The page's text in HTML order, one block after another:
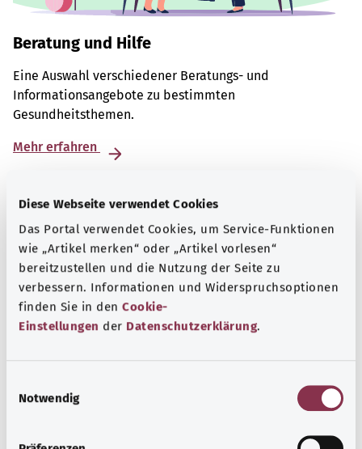
Diese Webseite verwendet Cookies
Das Portal verwendet Cookies, um Service-Funktionen
wie „Artikel merken“ oder „Artikel vorlesen“
bereitzustellen und die Nutzung der Seite zu
verbessern. Informationen und Widerspruchsoptionen
finden Sie in den Cookie-
Einstellungen der Datenschutzerklärung.
Notwendig
Beratung und Hilfe
Eine Auswahl verschiedener Beratungs- und
Informationsangebote zu bestimmten
Gesundheitsthemen.
Mehr erfahren
Nummern für den Notfall
Erfahren Sie hier, welche Notrufe und Beratungstelefone